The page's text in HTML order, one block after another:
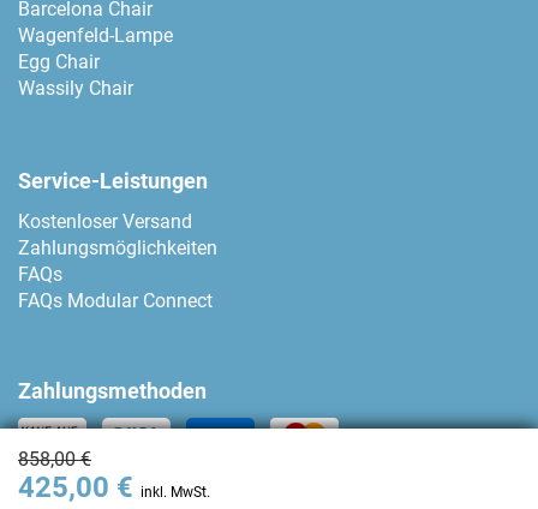
858,00 €
425,00 € inkl. MwSt.
Barcelona Chair
Wagenfeld-Lampe
Egg Chair
Wassily Chair
Service-Leistungen
Kostenloser Versand
Zahlungsmöglichkeiten
FAQs
FAQs Modular Connect
Zahlungsmethoden
Kontakt